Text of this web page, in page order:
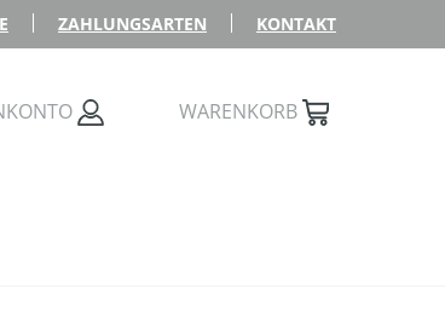
ZAHLUNGSARTEN KONTAKT
WARENKORB